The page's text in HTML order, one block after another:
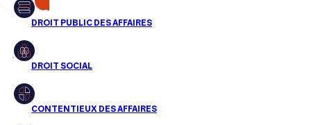
Droit public des affaires
Droit social
Droit immobilier
transactions, jour après
jour
Aucun résultats pour cette recherche